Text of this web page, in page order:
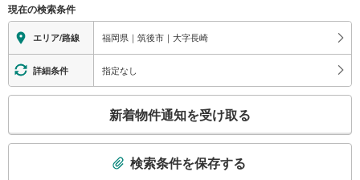
現在の検索条件
エリア/路線 福岡県｜筑後市｜大字長崎
詳細条件 指定なし
検
新着物件通知を受け取る
検索条件を保存する